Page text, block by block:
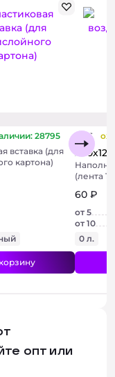
28795
вставка (для
картона)
5
(лента
60 ₽
от 5
от 10
0 л.
опт или